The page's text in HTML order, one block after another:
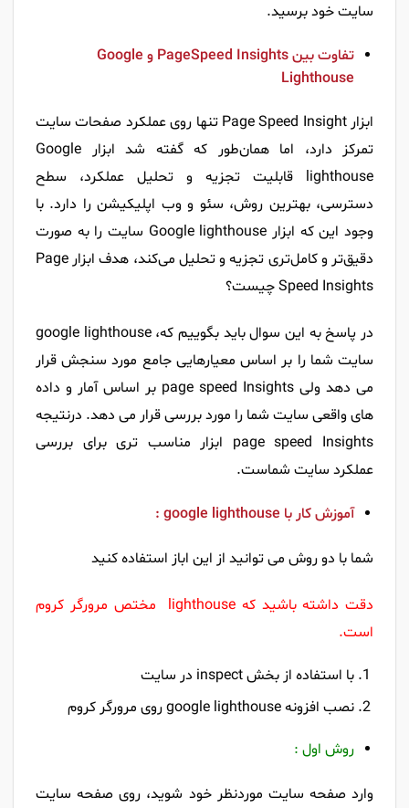
سایت خود برسید.
تفاوت بین PageSpeed Insights و Google
Lighthouse
ابزار Page Speed Insight تنها روی عملکرد صفحات سایت
تمرکز دارد، اما همان‌طور که گفته شد ابزار Google
lighthouse قابلیت تجزیه و تحلیل عملکرد، سطح
دسترسی، بهترین روش، سئو و وب اپلیکیشن را دارد. با
وجود این که ابزار Google lighthouse سایت را به صورت
دقیق‌تر و کامل‌تری تجزیه و تحلیل می‌کند، هدف ابزار Page
Speed Insights چیست؟
در پاسخ به این سوال باید بگوییم که، google lighthouse
سایت شما را بر اساس معیارهایی جامع مورد سنجش قرار
می دهد ولی page speed Insights بر اساس آمار و داده
های واقعی سایت شما را مورد بررسی قرار می دهد. درنتیجه
page speed Insights ابزار مناسب تری برای بررسی
عملکرد سایت شماست.
آموزش کار با google lighthouse :
شما با دو روش می توانید از این اباز استفاده کنید
دقت داشته باشید که lighthouse مختص مرورگر کروم
است.
با استفاده از بخش inspect در سایت
نصب افزونه google lighthouse روی مرورگر کروم
روش اول :
وارد صفحه سایت موردنظر خود شوید، روی صفحه سایت